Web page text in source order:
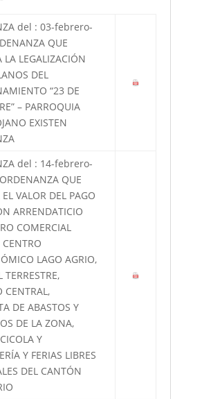
del : 03-febrero-
QUE
LA LEGALIZACIÓN
DEL
“23 DE
– PARROQUIA
EXISTEN
del : 14-febrero-
QUE
VALOR DEL PAGO
ARRENDATICIO
COMERCIAL
CENTRO
LAGO AGRIO,
CENTRAL,
DE ABASTOS Y
DE LA ZONA,
Y
Y FERIAS LIBRES
DEL CANTÓN